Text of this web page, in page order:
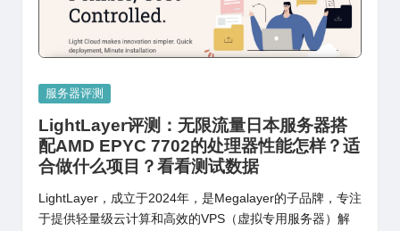
Posted
服务器评测
LightLayer评测：无限流量日本服务器搭
配AMD EPYC 7702的处理器性能怎样？适
合做什么项目？看看测试数据
LightLayer，成立于2024年，是Megalayer的子品牌，专注
于提供轻量级云计算和高效的VPS（虚拟专用服务器）解